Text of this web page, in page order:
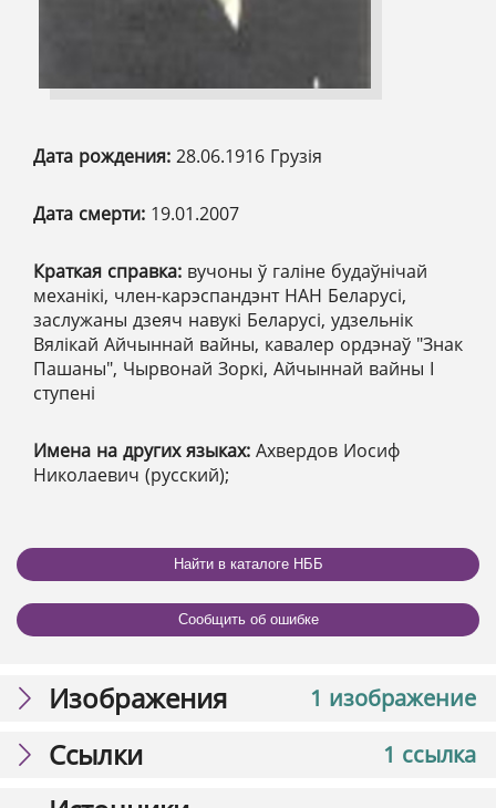
Дата рождения: 28.06.1916 Грузія
Дата смерти: 19.01.2007
Краткая справка: вучоны ў галіне будаўнічай
механікі, член-карэспандэнт НАН Беларусі,
заслужаны дзеяч навукі Беларусі, удзельнік
Вялікай Айчыннай вайны, кавалер ордэнаў "Знак
Пашаны", Чырвонай Зоркі, Айчыннай вайны І
ступені
Имена на других языках: Ахвердов Иосиф
Николаевич (русский);
Найти в каталоге НББ
Сообщить об ошибке
1 изображение
Изображения
1 ссылка
Ссылки